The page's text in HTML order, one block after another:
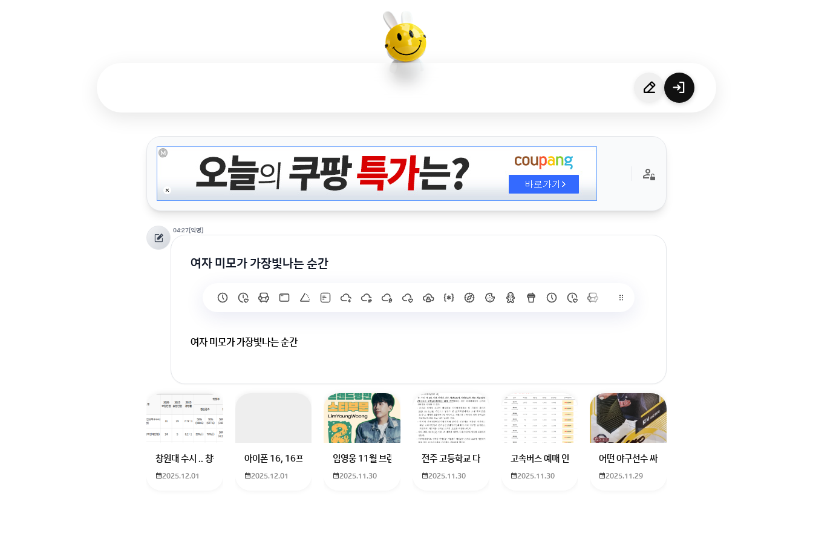
04:27[익명]
여자 미모가 가장빛나는 순간
여자 미모가 가장빛나는 순간
창원대 수시 .. 창원대를 목표로 하고 있는 09년생입니다 지금 제 내신이 5등급제 기준으로
2025.12.01
아이폰 16, 16프로 케이스 호환 가능한가요? 16을 쓰고 있는데 일반형은 케이스가 많이 없고 프로형은 많아서
2025.12.01
임영웅 11월 브랜드평판 순위 알고싶어요 임영웅 11월 브랜드평판에서 스타부문에서의 임영웅 순위 알고싶어요
2025.11.30
전주 고등학교 다자녀 제가 2027학년도 고등학교 입학생인데요 지망하는 학교가 전주 한일고인데 1. 다자녀
2025.11.30
고속버스 예매 인천공항에서 대전으로 가는 버스를 이용하려하는데 버스 노선이 인천
2025.11.30
어떤 야구선수 싸인일까요? 제가 옛날에 롯데 자이언츠 선수
2025.11.29